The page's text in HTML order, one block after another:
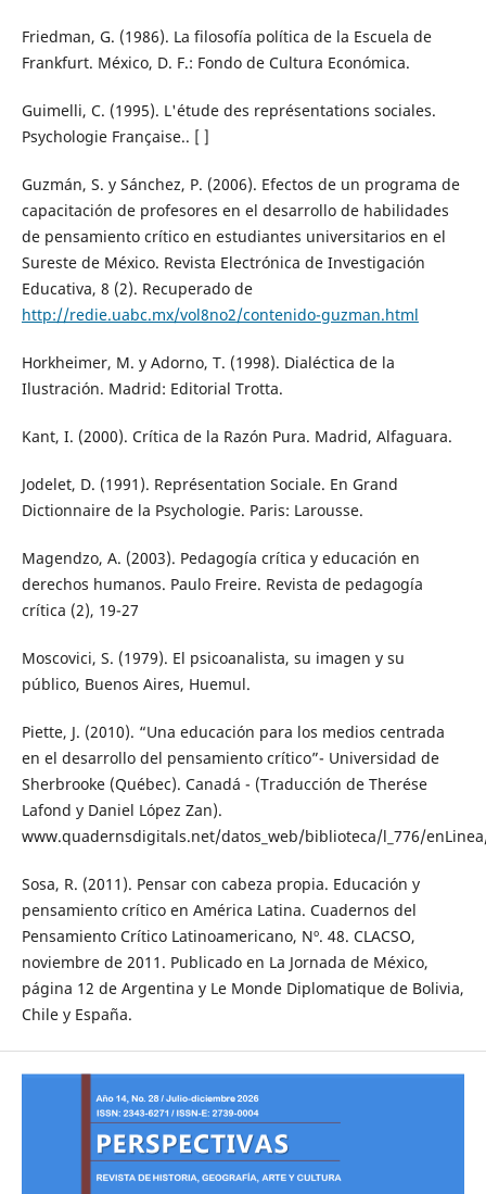
Friedman, G. (1986). La filosofía política de la Escuela de
Frankfurt. México, D. F.: Fondo de Cultura Económica.
Guimelli, C. (1995). L'étude des représentations sociales.
Psychologie Française.. [ ]
Guzmán, S. y Sánchez, P. (2006). Efectos de un programa de
capacitación de profesores en el desarrollo de habilidades
de pensamiento crítico en estudiantes universitarios en el
Sureste de México. Revista Electrónica de Investigación
Educativa, 8 (2). Recuperado de
http://redie.uabc.mx/vol8no2/contenido-guzman.html
Horkheimer, M. y Adorno, T. (1998). Dialéctica de la
Ilustración. Madrid: Editorial Trotta.
Kant, I. (2000). Crítica de la Razón Pura. Madrid, Alfaguara.
Jodelet, D. (1991). Représentation Sociale. En Grand
Dictionnaire de la Psychologie. Paris: Larousse.
Magendzo, A. (2003). Pedagogía crítica y educación en
derechos humanos. Paulo Freire. Revista de pedagogía
crítica (2), 19-27
Moscovici, S. (1979). El psicoanalista, su imagen y su
público, Buenos Aires, Huemul.
Piette, J. (2010). “Una educación para los medios centrada
en el desarrollo del pensamiento crítico”- Universidad de
Sherbrooke (Québec). Canadá - (Traducción de Therése
Lafond y Daniel López Zan).
www.quadernsdigitals.net/datos_web/biblioteca/l_776/
Sosa, R. (2011). Pensar con cabeza propia. Educación y
pensamiento crítico en América Latina. Cuadernos del
Pensamiento Crítico Latinoamericano, Nº. 48. CLACSO,
noviembre de 2011. Publicado en La Jornada de México,
página 12 de Argentina y Le Monde Diplomatique de Bolivia,
Chile y España.